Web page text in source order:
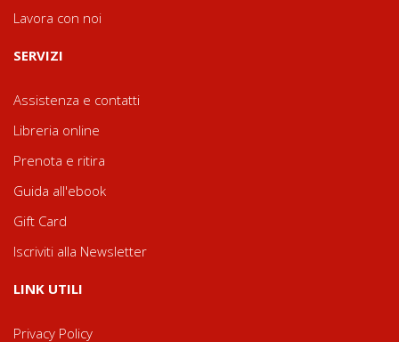
Lavora con noi
SERVIZI
Assistenza e contatti
Libreria online
Prenota e ritira
Guida all'ebook
Gift Card
Iscriviti alla Newsletter
LINK UTILI
Privacy Policy